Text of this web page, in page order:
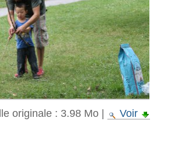
originale : 3.98 Mo|
Voir